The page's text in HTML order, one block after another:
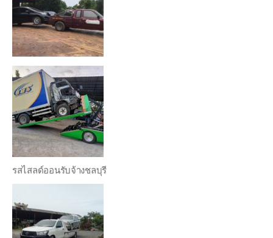
รสไสลด์ออนรับจ้างชลบุรี